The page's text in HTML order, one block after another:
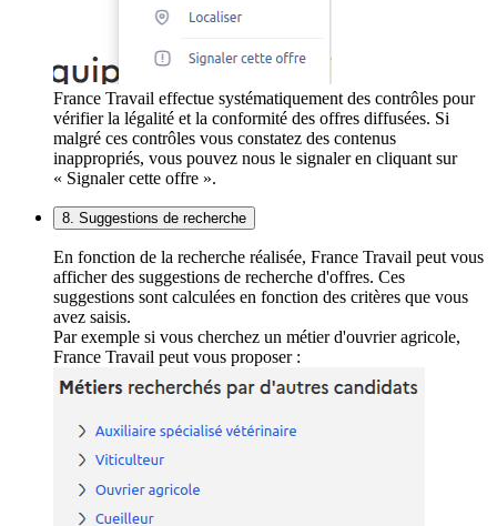
France Travail effectue systématiquement des contrôles pour
vérifier la légalité et la conformité des offres diffusées. Si
malgré ces contrôles vous constatez des contenus
inappropriés, vous pouvez nous le signaler en cliquant sur
« Signaler cette offre ».
8. Suggestions de recherche
En fonction de la recherche réalisée, France Travail peut vous
afficher des suggestions de recherche d'offres. Ces
suggestions sont calculées en fonction des critères que vous
avez saisis.
Par exemple si vous cherchez un métier d'ouvrier agricole,
France Travail peut vous proposer :